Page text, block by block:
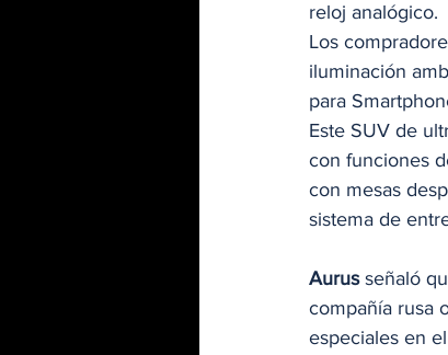
reloj analógico.
Los
iluminación
para
Este SUV de
con funciones
con mesas
sistema de
Aurus señaló
compañía rusa
especiales en